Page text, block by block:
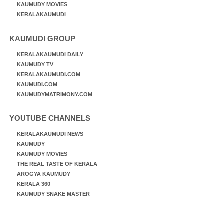
KAUMUDY MOVIES
KERALAKAUMUDI
KAUMUDI GROUP
KERALAKAUMUDI DAILY
KAUMUDY TV
KERALAKAUMUDI.COM
KAUMUDI.COM
KAUMUDYMATRIMONY.COM
YOUTUBE CHANNELS
KERALAKAUMUDI NEWS
KAUMUDY
KAUMUDY MOVIES
THE REAL TASTE OF KERALA
AROGYA KAUMUDY
KERALA 360
KAUMUDY SNAKE MASTER